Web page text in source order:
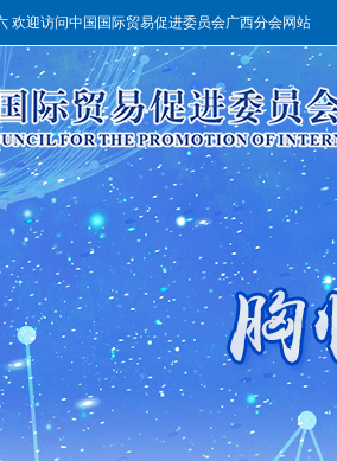
欢迎访问中国国际贸易促进委员会广西分会网站